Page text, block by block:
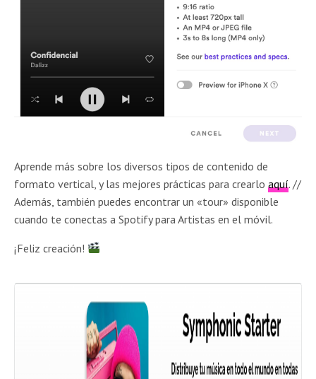
Aprende más sobre los diversos tipos de contenido de
formato vertical, y las mejores prácticas para crearloaquí. //
Además, también puedes encontrar un «tour» disponible
cuando te conectas a Spotify para Artistas en el móvil.
¡Feliz creación!